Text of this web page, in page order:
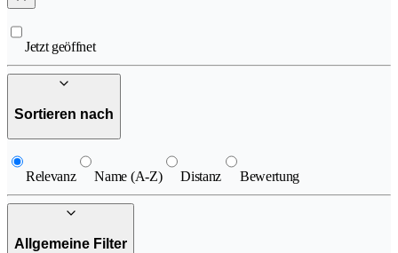
Jetzt geöffnet
Sortieren nach
Relevanz Name (A-Z) Distanz Bewertung
Allgemeine Filter